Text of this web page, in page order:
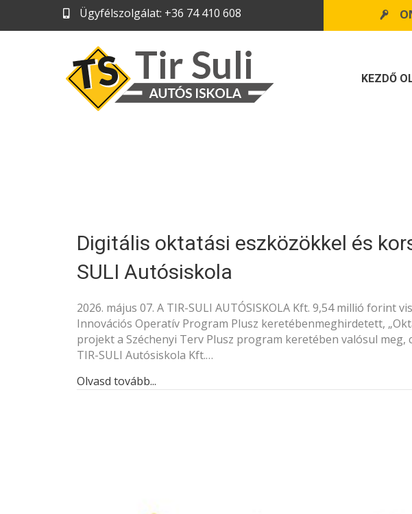
Ügyfélszolgálat: +36 74 410 608
KEZDŐ
Digitális oktatási eszközökkel és
SULI Autósiskola
2026. május 07. A TIR-SULI AUTÓSISKOLA Kft. 9,54 millió
Innovációs Operatív Program Plusz keretébenmeghirdetett,
projekt a Széchenyi Terv Plusz program keretében valósul
TIR-SULI Autósiskola Kft.…
Olvasd tovább...